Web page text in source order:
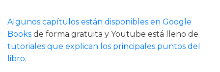
Algunos capítulos están disponibles en Google
Books de forma gratuita y Youtube está lleno de
tutoriales que explican los principales puntos del
libro.